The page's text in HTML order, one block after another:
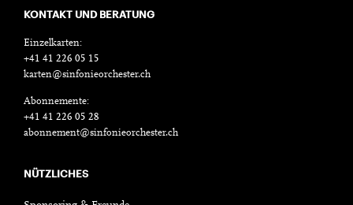
KONTAKT UND BERATUNG
Einzelkarten:
+41 41 226 05 15
karten@sinfonieorchester.ch
Abonnemente:
+41 41 226 05 28
abonnement@sinfonieorchester.ch
NÜTZLICHES